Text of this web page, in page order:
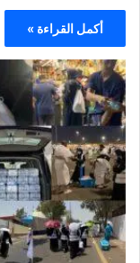
أكمل القراءة »